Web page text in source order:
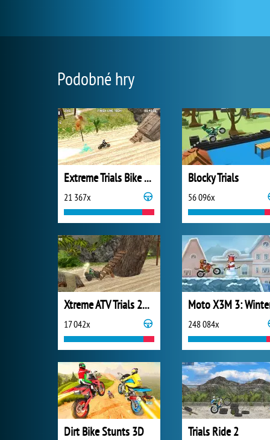
Podobné hry
Extreme Trials Bike 2019
21 367x
Blocky Trials
56 096x
Xtreme ATV Trials 2021
17 042x
Moto X3M 3:
248 084x
Dirt Bike Stunts 3D Trials Ride 2